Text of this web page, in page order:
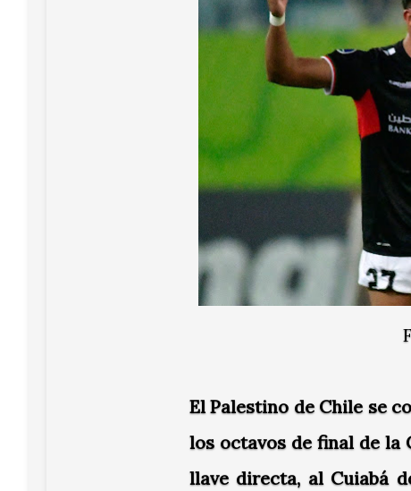
El Palestino de Chile se
los octavos de final de la
llave directa, al Cuiabá